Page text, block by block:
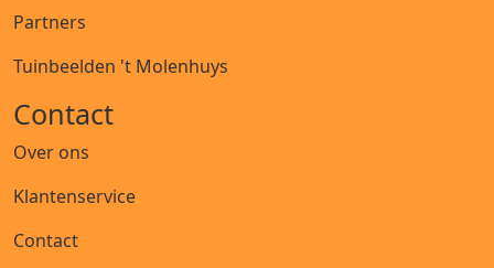
Partners
Tuinbeelden 't Molenhuys
Contact
Over ons
Klantenservice
Contact